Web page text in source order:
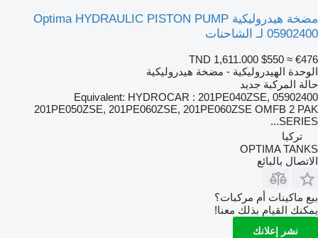
مضخة هيدروليكية Optima HYDRAULIC PISTON PUMP
05902400 لـ الشاحنات
TND 1,611.000 $550 ≈ €476
الوحدة الهيدروليكية - مضخة هيدروليكية
حالة المركبة جديد
05902400 Equivalent: HYDROCAR : 201PE040ZSE,
201PE050ZSE, 201PE060ZSE, 201PE060ZSE OMFB 2 PAK
SERIES...
تركيا
OPTIMA TANKS
الاتصال بالبائع
بيع ماكينات أم مركبات؟
يمكنك القيام بذلك معنا!
نشر إعلانك